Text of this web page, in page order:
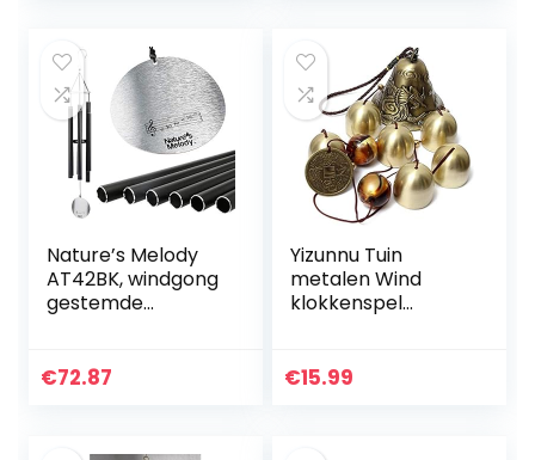
Nature’s Melody
AT42BK, windgong
gestemde
€72.87
Yizunnu Tuin
metalen Wind
klokkenspel
Woondecoratie 40
€15.99